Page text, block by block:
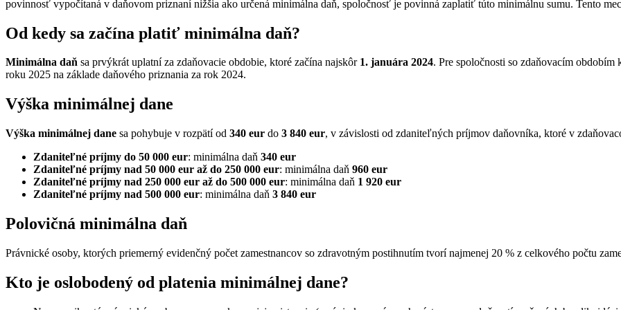
povinnosť vypočítaná v daňovom priznaní nižšia ako určená minimálna daň, spoločnosť je povinná zaplatiť túto minimálnu sumu. Tento
Od kedy sa začína platiť minimálna daň?
Minimálna daň sa prvýkrát uplatní za zdaňovacie obdobie, ktoré začína najskôr 1. januára 2024. Pre spoločnosti so zdaňovacím
roku 2025 na základe daňového priznania za rok 2024.
Výška minimálnej dane
Výška minimálnej dane sa pohybuje v rozpätí od 340 eur do 3 840 eur, v závislosti od zdaniteľných príjmov daňovníka, ktoré v
Zdaniteľné príjmy do 50 000 eur: minimálna daň 340 eur
Zdaniteľné príjmy nad 50 000 eur až do 250 000 eur: minimálna daň 960 eur
Zdaniteľné príjmy nad 250 000 eur až do 500 000 eur: minimálna daň 1 920 eur
Zdaniteľné príjmy nad 500 000 eur: minimálna daň 3 840 eur
Polovičná minimálna daň
Právnické osoby, ktorých priemerný evidenčný počet zamestnancov so zdravotným postihnutím tvorí najmenej 20 % z celkového počtu
Kto je oslobodený od platenia minimálnej dane?